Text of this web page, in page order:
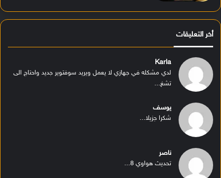
أخر التعليقات
Karla
لدي مشكله في جهازي لا يعمل ويريد سوفتوير جديد واحتاج الى
تشغ...
يوسف
شكرا جزيلا...
ناصر
تحديث هواوي 8...